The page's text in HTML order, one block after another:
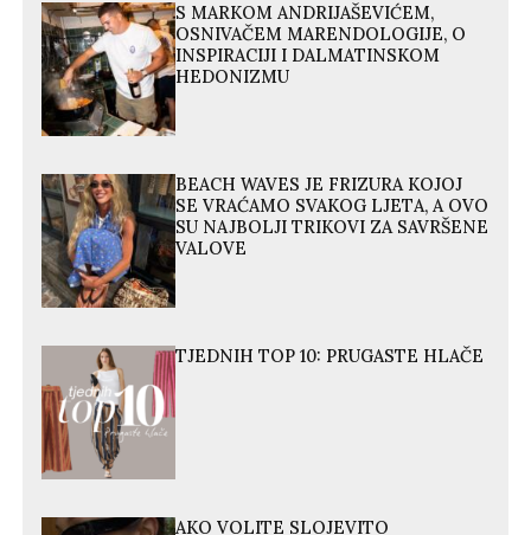
S MARKOM ANDRIJAŠEVIĆEM,
OSNIVAČEM MARENDOLOGIJE, O
INSPIRACIJI I DALMATINSKOM
HEDONIZMU
BEACH WAVES JE FRIZURA KOJOJ
SE VRAĆAMO SVAKOG LJETA, A OVO
SU NAJBOLJI TRIKOVI ZA SAVRŠENE
VALOVE
TJEDNIH TOP 10: PRUGASTE HLAČE
AKO VOLITE SLOJEVITO